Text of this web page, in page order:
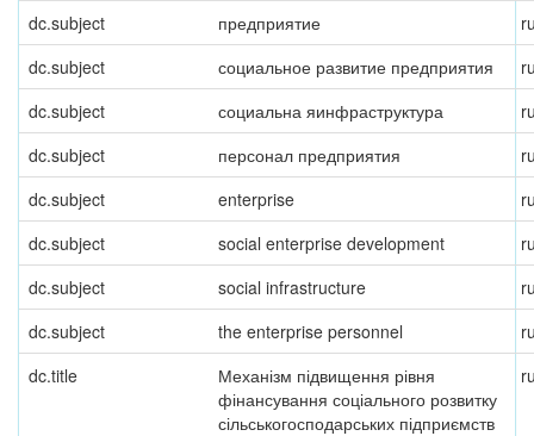
dc.subject
предприятие
dc.subject
социальное развитие предприятия
dc.subject
социальна яинфраструктура
dc.subject
персонал предприятия
dc.subject
enterprise
dc.subject
social enterprise development
dc.subject
social infrastructure
dc.subject
the enterprise personnel
dc.title
Механізм підвищення рівня
фінансування соціального розвитку
сільськогосподарських підприємств